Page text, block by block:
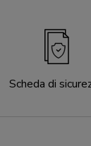
Scheda di